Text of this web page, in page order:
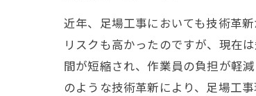
近年、足場工事においても技術革
リスクも高かったのですが、現在
間が短縮され、作業員の負担が軽
のような技術革新により、足場工